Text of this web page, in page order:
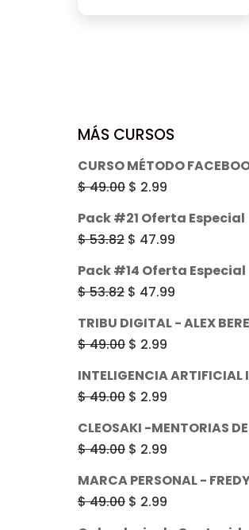
MÁS CURSOS
CURSO MÉTODO
$49.00 El
precio
original
era:
$ 49.00.
$ 2.99
actual
$ 2.99.
Pack #21 Oferta Especial
$53.82 El
precio
original
era:
$ 53.82.
$ 47.99
actual
$ 47.99.
Pack #14 Oferta Especial
$53.82 El
original
era:
$ 53.82.
$ 47.99
$ 47.99.
TRIBU DIGITAL - ALEX
$49.00 El
original
era:
$ 49.00.
$ 2.99
$ 2.99.
INTELIGENCIA ARTIFICIAL
$49.00 El
original
era:
$ 49.00.
$ 2.99
$ 2.99.
CLEOSAKI -MENTORIAS
$49.00 El
original
era:
$ 2.99
MARCA PERSONAL -
$49.00 El
precio
$ 2.99